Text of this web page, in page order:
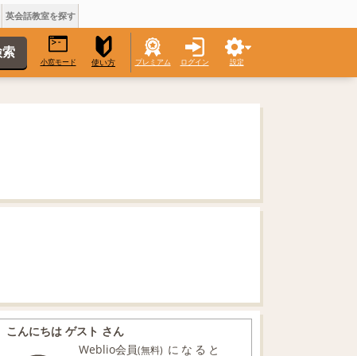
英会話教室を探す
小窓モード 使い方 プレミアム ログイン 設定
こんにちは ゲスト さん
Weblio会員(無料) になると